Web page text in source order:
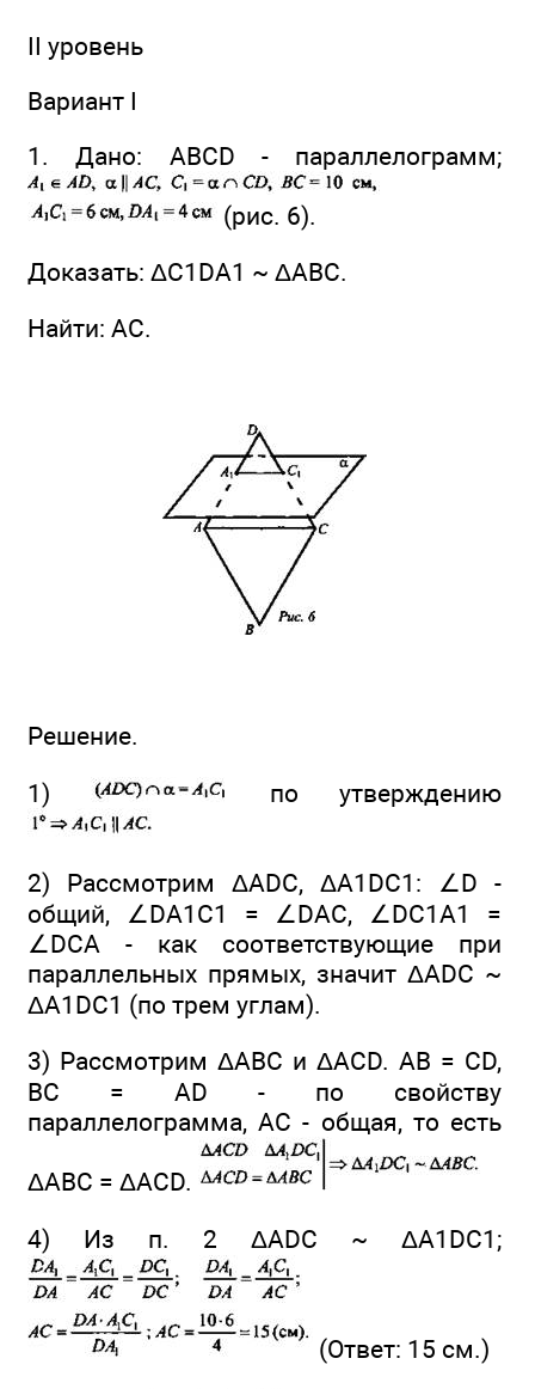
II уровень
Вариант I
1. Дано: ABCD - параллелограмм;
(рис. 6).
Доказать: ΔC1DA1 ~ ΔАВС.
Найти: АС.
Решение.
1)
по утверждению
2) Рассмотрим ΔADC, ΔA1DC1: ∠D -
общий, ∠DA1C1 = ∠DAC, ∠DC1A1 =
∠DCA - как соответствующие при
параллельных прямых, значит ΔADC ~
ΔА1DC1 (по трем углам).
3) Рассмотрим ΔАВС и ΔACD. АВ = CD,
ВС = AD - по свойству
параллелограмма, АС - общая, то есть
ΔАВС = ΔACD.
4) Из п. 2 ΔADC ~ ΔA1DC1;
(Ответ: 15 см.)